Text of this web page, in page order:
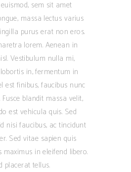
sem sit amet
massa lectus varius
purus erat non eros.
lorem. Aenean in
Vestibulum nulla mi,
in, fermentum in
est finibus, faucibus nunc
blandit massa velit,
est vehicula quis. Sed
nisi faucibus, ac tincidunt
Sed vitae sapien quis
in eleifend libero.
placerat tellus.